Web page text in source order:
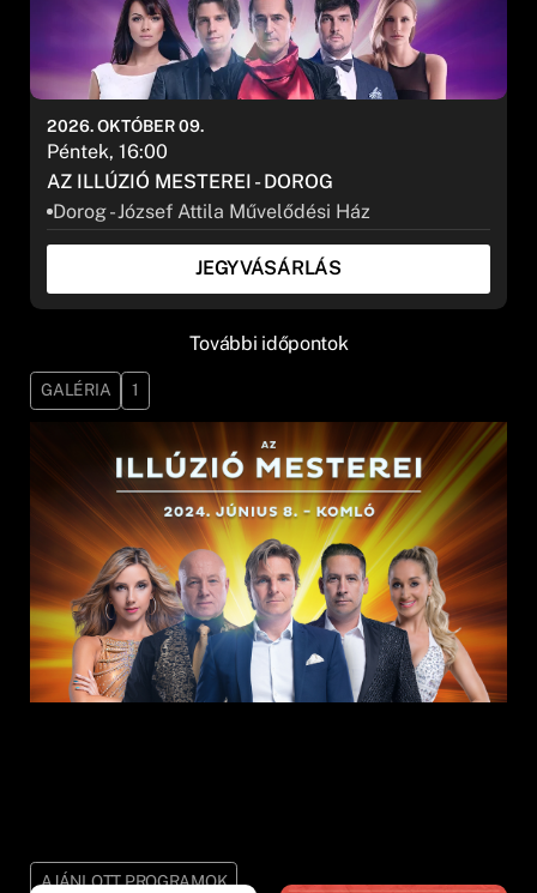
AZ ILLÚZIÓ MESTEREI - DOROG
Dorog - József Attila Művelődési Ház
2026. OKTÓBER 09.
Péntek, 16:00
JEGYVÁSÁRLÁS
További időpontok
GALÉRIA 1
AJÁNLOTT PROGRAMOK